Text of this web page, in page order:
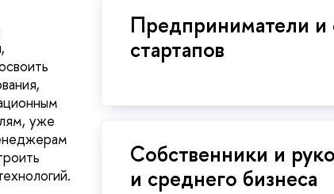
уже
Предприниматели и
стартапо
Собственники и
и среднего бизнеса